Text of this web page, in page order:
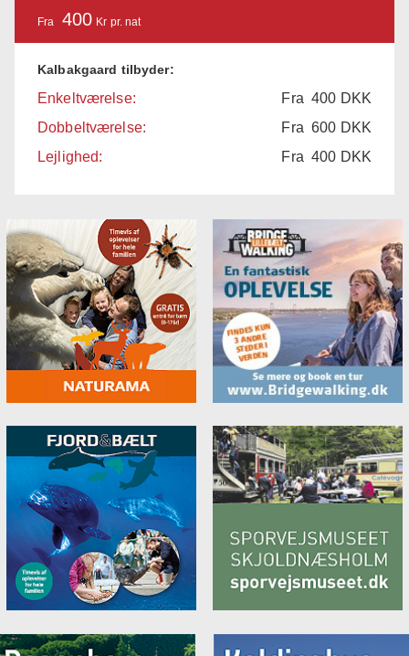
Fra 400 Kr pr. nat
Kalbakgaard tilbyder:
Enkeltværelse: Fra400 DKK
Dobbeltværelse:
Fra600 DKK
Lejlighed:
Fra400 DKK